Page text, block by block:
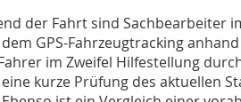
der Fahrt sind Sachbearbeiter
GPS-Fahrzeugtracking
im Zweifel Hilfestellung
kurze Prüfung des aktuellen